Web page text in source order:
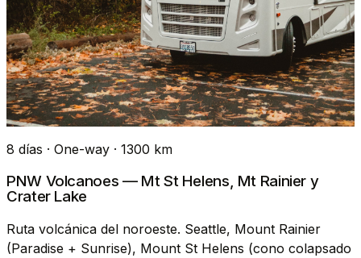
8 días · One-way · 1300 km
PNW Volcanoes — Mt St Helens, Mt Rainier y
Crater Lake
Ruta volcánica del noroeste. Seattle, Mount Rainier
(Paradise + Sunrise), Mount St Helens (cono colapsado